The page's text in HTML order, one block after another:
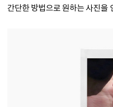
간단한 방법으로 원하는 사진을